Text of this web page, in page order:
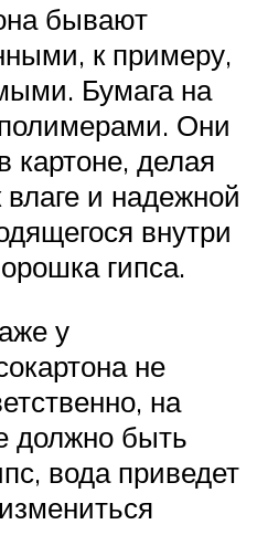
бывают
к примеру,
Бумага на
Они
картоне, делая
и надежной
внутри
гипса.
у
не
на
должно быть
вода приведет